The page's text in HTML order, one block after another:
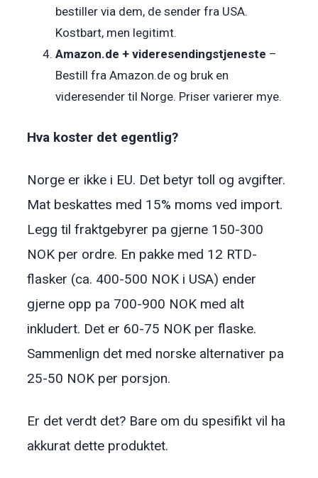
bestiller via dem, de sender fra USA.
Kostbart, men legitimt.
Amazon.de + videresendingstjeneste –
Bestill fra Amazon.de og bruk en
videresender til Norge. Priser varierer mye.
Hva koster det egentlig?
Norge er ikke i EU. Det betyr toll og avgifter.
Mat beskattes med 15% moms ved import.
Legg til fraktgebyrer pa gjerne 150-300
NOK per ordre. En pakke med 12 RTD-
flasker (ca. 400-500 NOK i USA) ender
gjerne opp pa 700-900 NOK med alt
inkludert. Det er 60-75 NOK per flaske.
Sammenlign det med norske alternativer pa
25-50 NOK per porsjon.
Er det verdt det? Bare om du spesifikt vil ha
akkurat dette produktet.